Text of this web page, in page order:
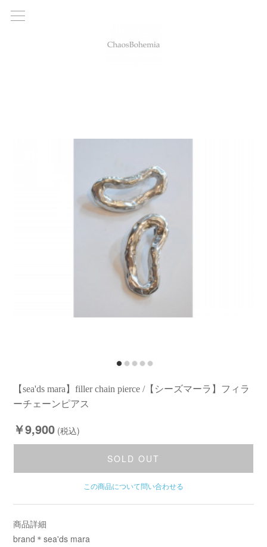
【sea'ds mara】filler chain pierce /【シーズマーラ】フィラ
ーチェーンピアス
￥9,900 (税込)
SOLD OUT
この商品について問い合わせる
商品詳細
brand＊sea'ds mara